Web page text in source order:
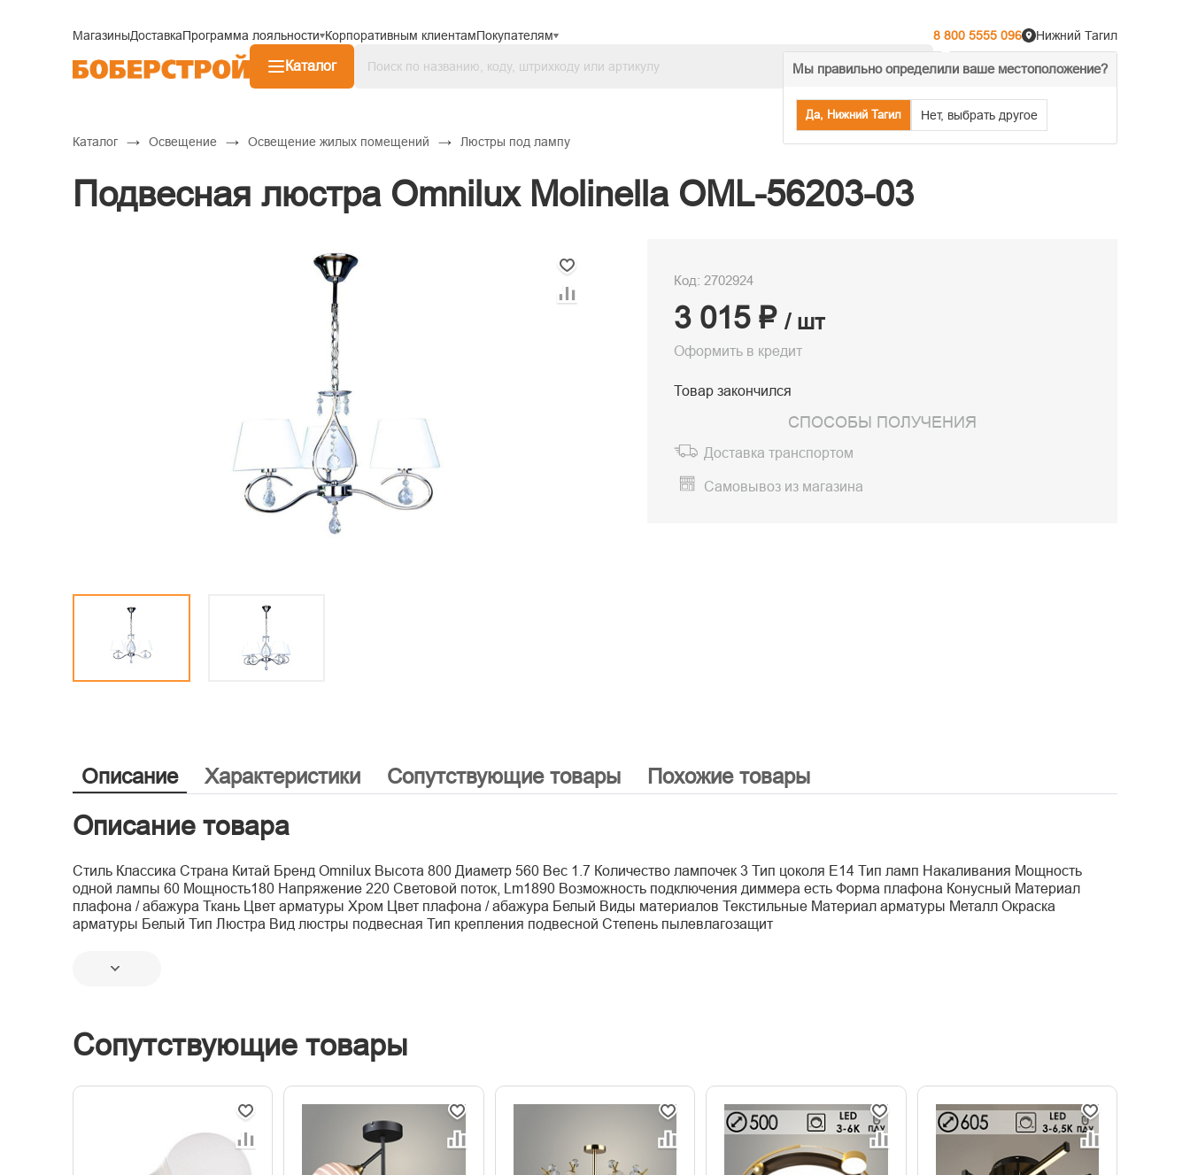
МагазиныДоставкаПрограмма лояльности Корпоративным клиентамПокупателям 8 800 5555 096
Мы правильно определили ваше местоположение?
Да, Нижний Тагил Нет, выбрать другое
Нижний Тагил
Каталог
% Акции Распродажа
Каталог → Освещение → Освещение жилых помещений → Люстры под лампу
Подвесная люстра Omnilux Molinella OML-56203-03
Код: 2702924
3 015 ₽ / шт
Оформить в кредит
Товар закончился
СПОСОБЫ ПОЛУЧЕНИЯ
Доставка транспортом
Самовывоз из магазина
Описание Характеристики Сопутствующие товары Похожие товары
Описание товара
Стиль Классика Страна Китай Бренд Omnilux Высота 800 Диаметр 560 Вес 1.7 Количество лампочек 3 Тип цоколя E14 Тип ламп Накаливания Мощность
одной лампы 60 Мощность180 Напряжение 220 Световой поток, Lm1890 Возможность подключения диммера есть Форма плафона Конусный Материал
плафона / абажура Ткань Цвет арматуры Хром Цвет плафона / абажура Белый Виды материалов Текстильные Материал арматуры Металл Окраска
арматуры Белый Тип Люстра Вид люстры подвесная Тип крепления подвесной Степень пылевлагозащит
Сопутствующие товары